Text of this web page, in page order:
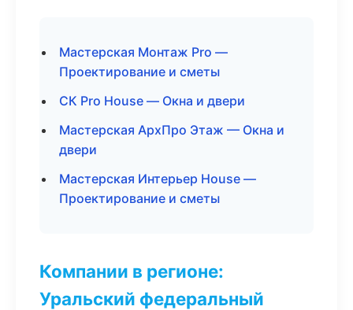
Мастерская Монтаж Pro —
Проектирование и сметы
СК Pro House — Окна и двери
Мастерская АрхПро Этаж — Окна и
двери
Мастерская Интерьер House —
Проектирование и сметы
Компании в регионе:
Уральский федеральный